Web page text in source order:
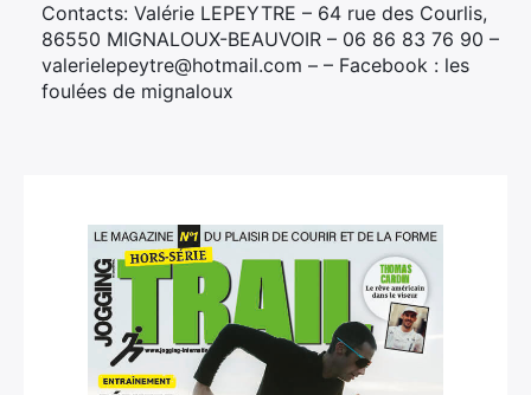
Contacts: Valérie LEPEYTRE – 64 rue des Courlis,
86550 MIGNALOUX-BEAUVOIR – 06 86 83 76 90 –
valerielepeytre@hotmail.com – – Facebook : les
foulées de mignaloux